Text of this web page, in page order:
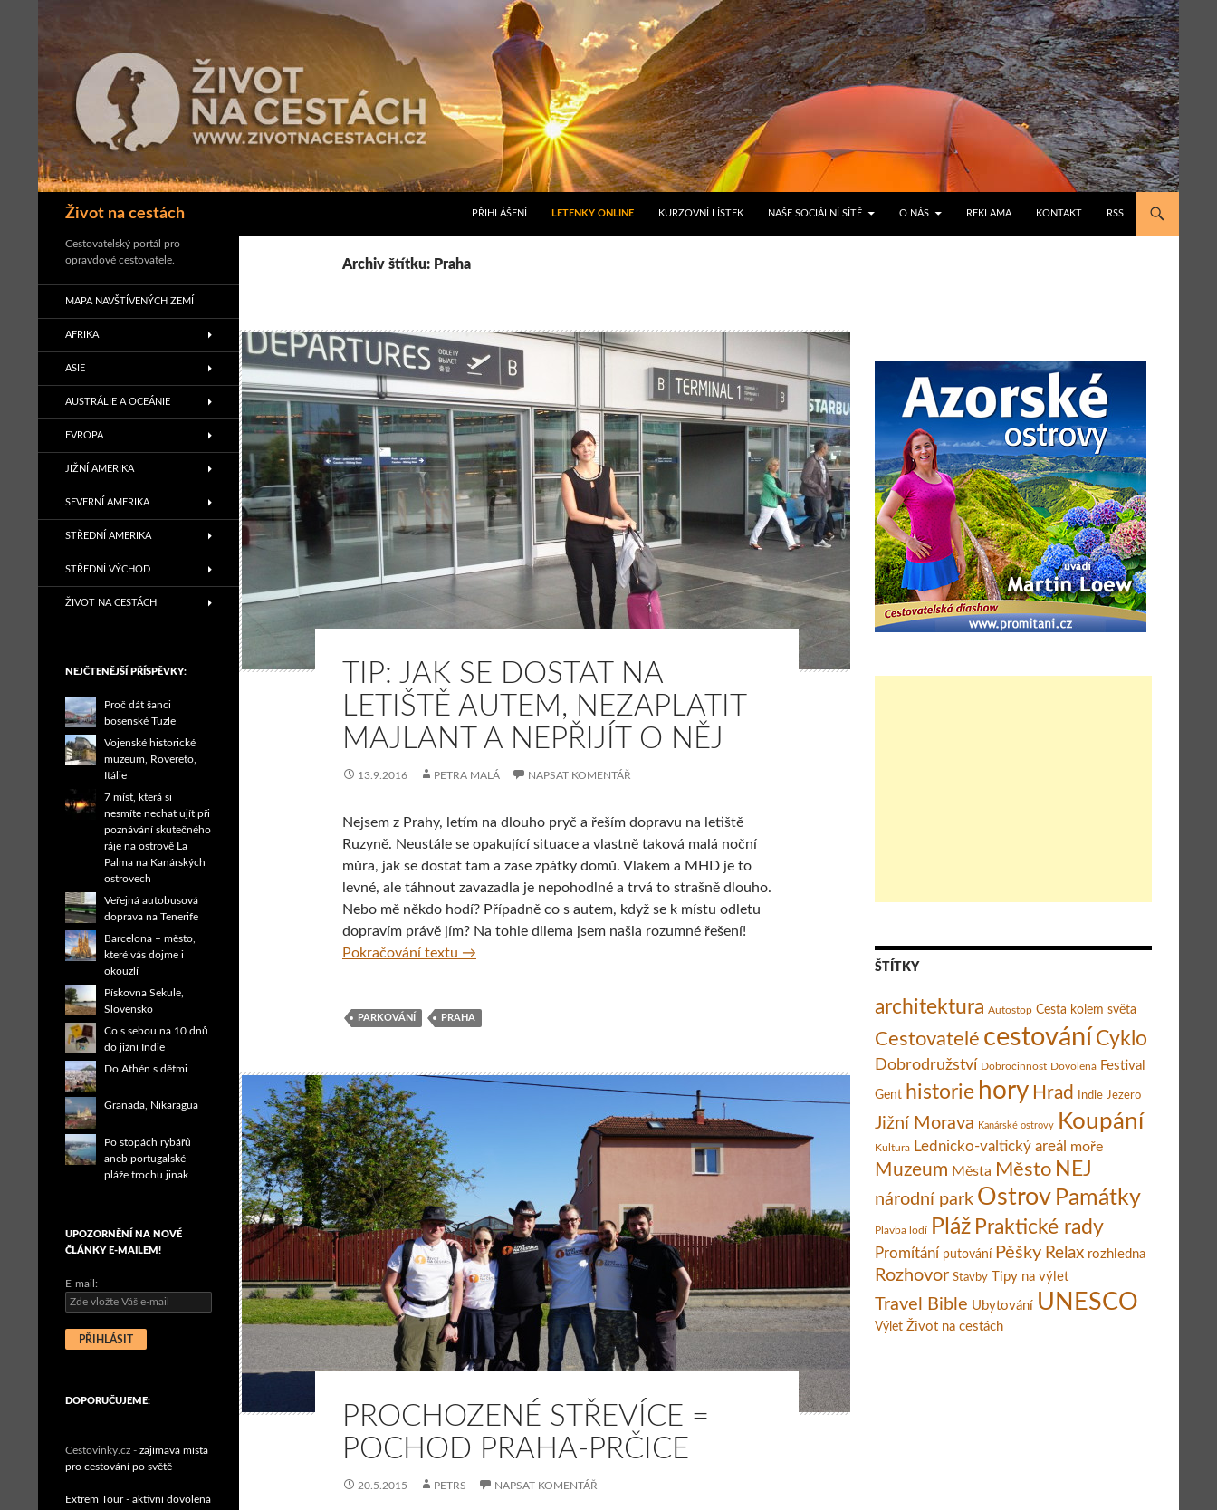
Život na cestách
Hledat
PŘIHLÁŠENÍ LETENKY ONLINE KURZOVNÍ LÍSTEK NAŠE SOCIÁLNÍ SÍTĚ O NÁS REKLAMA KONTAKT RSS
Archiv štítku: Praha
TIP: JAK SE DOSTAT NA
LETIŠTĚ AUTEM, NEZAPLATIT
MAJLANT A NEPŘIJÍT O NĚJ
13.9.2016 PETRA MALÁ NAPSAT KOMENTÁŘ
Nejsem z Prahy, letím na dlouho pryč a řeším dopravu na letiště
Ruzyně. Neustále se opakující situace a vlastně taková malá noční
můra, jak se dostat tam a zase zpátky domů. Vlakem a MHD je to
levné, ale táhnout zavazadla je nepohodlné a trvá to strašně dlouho.
Nebo mě někdo hodí? Případně co s autem, když se k místu odletu
dopravím právě jím? Na tohle dilema jsem našla rozumné řešení!
Pokračování textu Tip: Jak se dostat na letiště autem, nezaplatit majlant a nepřijít o něj
→
PARKOVÁNÍ PRAHA
PROCHOZENÉ STŘEVÍCE =
POCHOD PRAHA-PRČICE
20.5.2015 PETRS NAPSAT KOMENTÁŘ
ŠTÍTKY
architektura Autostop Cesta kolem světa
Cestovatelé cestování Cyklo
Dobrodružství Dobročinnost Dovolená Festival
Gent historie hory Hrad Indie Jezero
Jižní Morava Kanárské ostrovy Koupání
Kultura Lednicko-valtický areál moře
Muzeum Města Město NEJ
národní park Ostrov Památky
Plavba lodí Pláž Praktické rady
Promítání putování Pěšky Relax rozhledna
Rozhovor Stavby Tipy na výlet
Travel Bible Ubytování UNESCO
Výlet Život na cestách
Cestovatelský portál pro
opravdové cestovatele.
MAPA NAVŠTÍVENÝCH ZEMÍ
AFRIKA
ASIE
AUSTRÁLIE A OCEÁNIE
EVROPA
JIŽNÍ AMERIKA
SEVERNÍ AMERIKA
STŘEDNÍ AMERIKA
STŘEDNÍ VÝCHOD
ŽIVOT NA CESTÁCH
NEJČTENĚJŠÍ PŘÍSPĚVKY:
Proč dát šanci
bosenské Tuzle
Vojenské historické
muzeum, Rovereto,
Itálie
7 míst, která si
nesmíte nechat ujít při
poznávání skutečného
ráje na ostrově La
Palma na Kanárských
ostrovech
Veřejná autobusová
doprava na Tenerife
Barcelona – město,
které vás dojme i
okouzlí
Pískovna Sekule,
Slovensko
Co s sebou na 10 dnů
do jižní Indie
Do Athén s dětmi
Granada, Nikaragua
Po stopách rybářů
aneb portugalské
pláže trochu jinak
UPOZORNĚNÍ NA NOVÉ
ČLÁNKY E-MAILEM!
E-mail:
DOPORUČUJEME:
Cestovinky.cz - zajímavá místa
pro cestování po světě
Extrem Tour - aktivní dovolená